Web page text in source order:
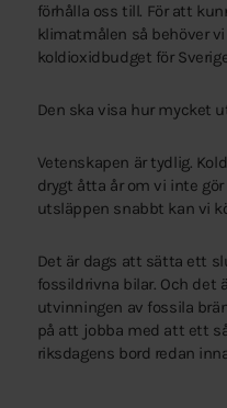
förhålla oss till. För att
klimatmålen så behöver
koldioxidbudget för
Den ska visa hur mycket
Vetenskapen är tydlig.
drygt åtta år om vi inte
utsläppen snabbt kan vi
Det är dags att sätta ett
fossildrivna bilar. Och det
utvinningen av fossila
på att jobba med att ett
riksdagens bord redan